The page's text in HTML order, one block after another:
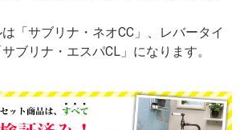
「サブリナ・ネオCC」、レバータイ
ブリナ・エスパCL」になります。